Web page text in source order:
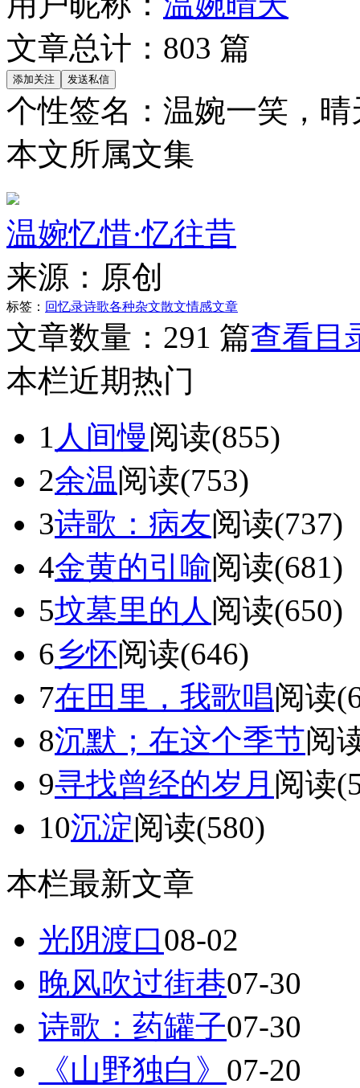
文章总计： 803 篇
个性签名： 温婉一笑，
本文所属文集
温婉忆惜·忆往昔
来源： 原创
标签： 回忆录诗歌各种杂文散文情感文章
文章数量： 291 篇查看目
本栏近期热门
1 人间慢阅读(855)
2余温阅读(753)
3诗歌：病友阅读(737)
4金黄的引喻阅读(681)
5坟墓里的人 阅读(650)
6乡怀阅读(646)
7在田里，我歌唱阅读
8沉默；在这个季节阅
9寻找曾经的岁月 阅读
10沉淀阅读(580)
本栏最新文章
光阴渡口08-02
晚风吹过街巷07-30
诗歌：药罐子07-30
《山野独白》 07-20